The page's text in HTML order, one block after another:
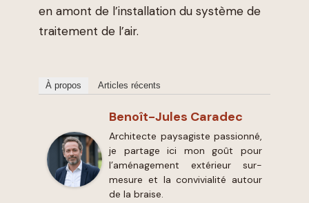
en amont de l’installation du système de
traitement de l’air.
À propos Articles récents
Benoît-Jules Caradec
Architecte paysagiste passionné,
je partage ici mon goût pour
l’aménagement extérieur sur-
mesure et la convivialité autour
de la braise.